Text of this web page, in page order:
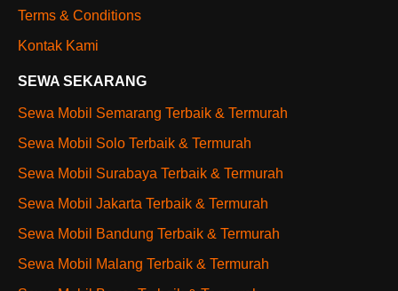
Terms & Conditions
Kontak Kami
SEWA SEKARANG
Sewa Mobil Semarang Terbaik & Termurah
Sewa Mobil Solo Terbaik & Termurah
Sewa Mobil Surabaya Terbaik & Termurah
Sewa Mobil Jakarta Terbaik & Termurah
Sewa Mobil Bandung Terbaik & Termurah
Sewa Mobil Malang Terbaik & Termurah